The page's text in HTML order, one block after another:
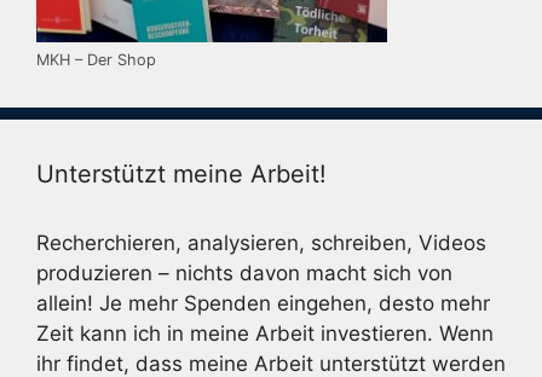
MKH – Der Shop
Unterstützt meine Arbeit!
Recherchieren, analysieren, schreiben, Videos
produzieren – nichts davon macht sich von
allein! Je mehr Spenden eingehen, desto mehr
Zeit kann ich in meine Arbeit investieren. Wenn
ihr findet, dass meine Arbeit unterstützt werden